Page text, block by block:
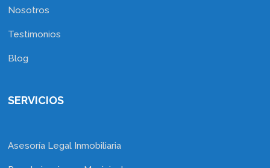
Nosotros
Testimonios
Blog
SERVICIOS
Asesoría Legal Inmobiliaria